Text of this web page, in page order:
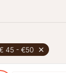
45 - €50